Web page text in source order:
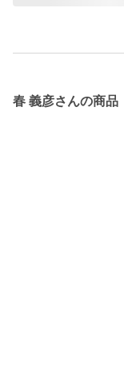
春 義彦さんの商品